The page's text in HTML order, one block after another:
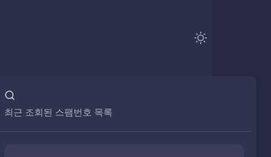
최근 조회된 스팸번호 목록